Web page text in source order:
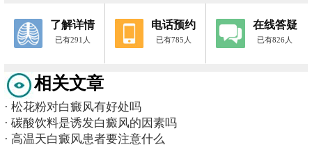
了解详情
已有291人
电话预约
已有785人
在线答疑
已有826人
相关文章
· 松花粉对白癜风有好处吗
· 碳酸饮料是诱发白癜风的因素吗
· 高温天白癜风患者要注意什么